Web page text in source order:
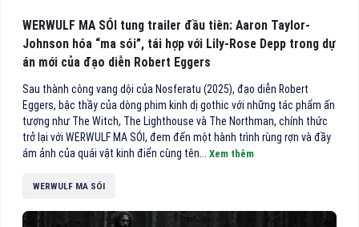
WERWULF MA SÓI tung trailer đầu tiên: Aaron Taylor-
Johnson hóa “ma sói”, tái hợp với Lily-Rose Depp trong dự
án mới của đạo diễn Robert Eggers
Sau thành công vang dội của Nosferatu (2025), đạo diễn Robert
Eggers, bậc thầy của dòng phim kinh dị gothic với những tác phẩm ấn
tượng như The Witch, The Lighthouse và The Northman, chính thức
trở lại với WERWULF MA SÓI, đem đến một hành trình rùng rợn và đầy
ám ảnh của quái vật kinh điển cùng tên... Xem thêm
WERWULF MA SÓI